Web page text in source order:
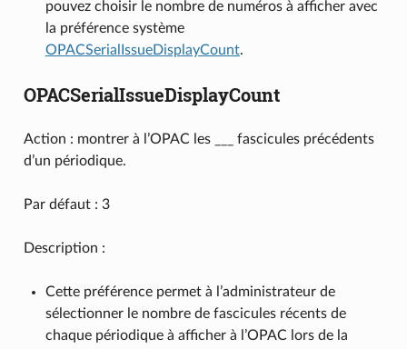
pouvez choisir le nombre de numéros à afficher avec
la préférence système
OPACSerialIssueDisplayCount.
OPACSerialIssueDisplayCount
Action : montrer à l’OPAC les ___ fascicules précédents
d’un périodique.
Par défaut : 3
Description :
Cette préférence permet à l’administrateur de
sélectionner le nombre de fascicules récents de
chaque périodique à afficher à l’OPAC lors de la